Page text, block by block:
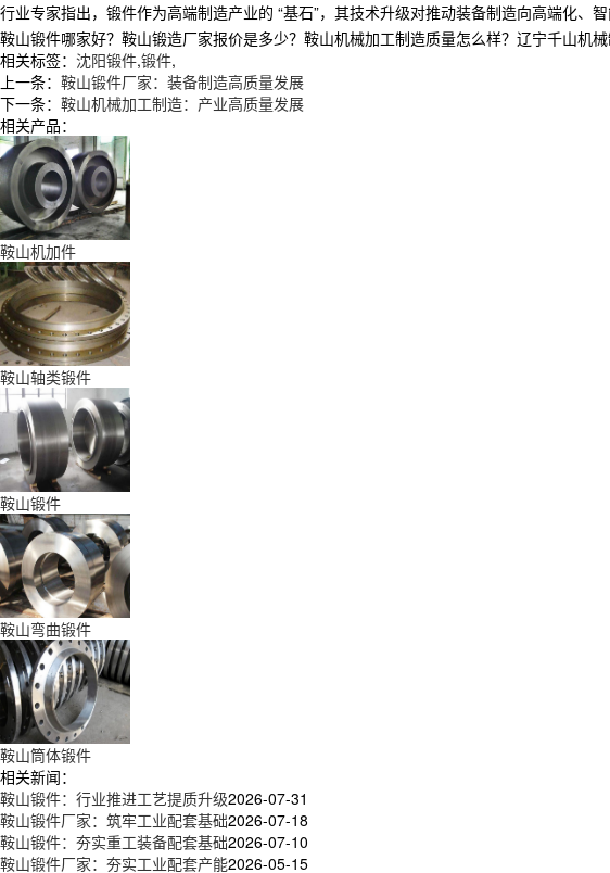
行业专家指出，锻件作为高端制造产业的 “基石”，其技术升级对推动装备制造向高端化、
鞍山锻件哪家好？鞍山锻造厂家报价是多少？鞍山机械加工制造质量怎么样？辽宁千山
相关标签： 沈阳锻件,锻件,
上一条： 鞍山锻件厂家：装备制造高质量发展
下一条： 鞍山机械加工制造：产业高质量发展
相关产品：
鞍山机加件
鞍山轴类锻件
鞍山锻件
鞍山弯曲锻件
鞍山筒体锻件
相关新闻：
鞍山锻件：行业推进工艺提质升级2026-07-31
鞍山锻件厂家：筑牢工业配套基础2026-07-18
鞍山锻件：夯实重工装备配套基础2026-07-10
鞍山锻件厂家：夯实工业配套产能2026-05-15